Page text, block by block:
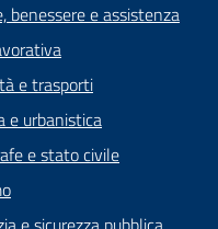
benessere e assistenza
e trasporti
e urbanistica
e stato civile